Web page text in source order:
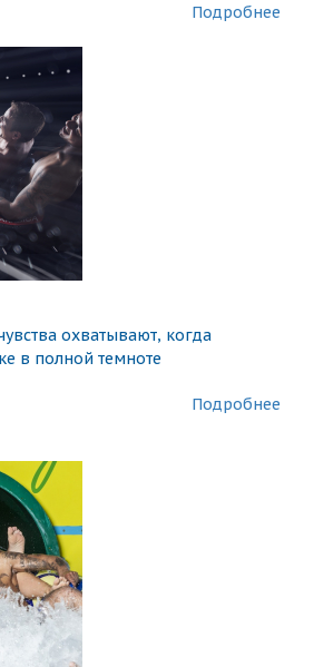
Подробнее
охватывают, когда
в полной темноте
Подробнее